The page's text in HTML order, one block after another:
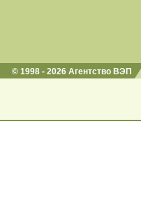
© 1998 - 2026 Агентство ВЭП